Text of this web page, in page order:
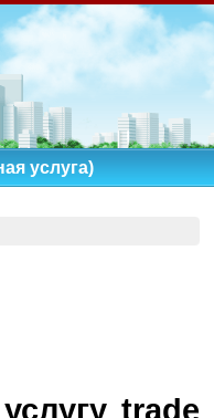
услуга)
trade